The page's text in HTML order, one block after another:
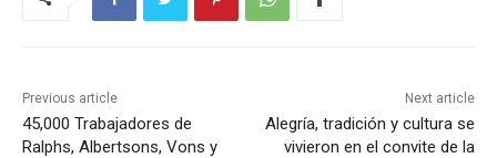
Previous article
45,000 Trabajadores de
Ralphs, Albertsons, Vons y
Next article
Alegría, tradición y cultura se
vivieron en el convite de la